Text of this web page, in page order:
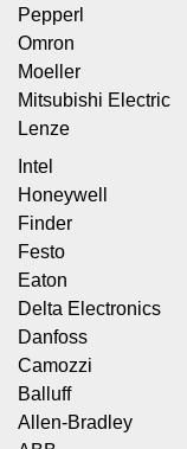
Pepperl
Omron
Moeller
Mitsubishi Electric
Lenze
Intel
Honeywell
Finder
Festo
Eaton
Delta Electronics
Danfoss
Camozzi
Balluff
Allen-Bradley